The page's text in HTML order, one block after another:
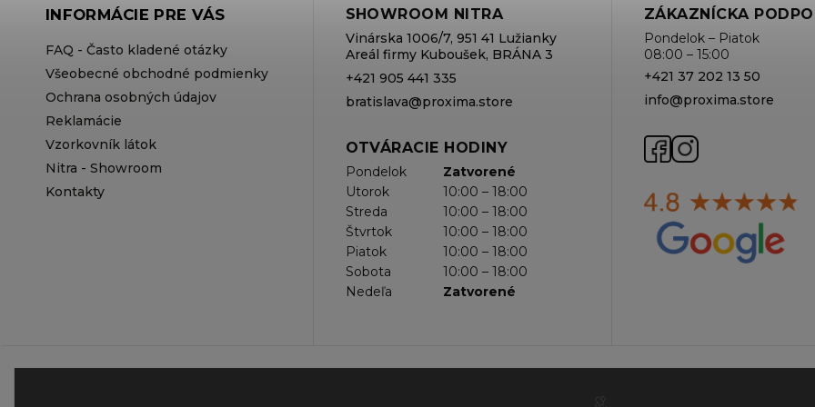
INFORMÁCIE PRE VÁS
FAQ - Často kladené otázky
Všeobecné obchodné podmienky
Ochrana osobných údajov
Reklamácie
Vzorkovník látok
Nitra - Showroom
Kontakty
SHOWROOM NITRA
Vinárska 1006/7, 951 41 Lužianky
Areál firmy Kuboušek, BRÁNA 3
+421 905 441 335
bratislava@proxima.store
OTVÁRACIE HODINY
Pondelok
Zatvorené
Utorok
10:00 – 18:00
Streda
10:00 – 18:00
Štvrtok
10:00 – 18:00
Piatok
10:00 – 18:00
Sobota
10:00 – 18:00
Nedeľa
Zatvorené
ZÁKAZNÍCKA
Pondelok – Piatok
08:00 – 15:00
+421 37 202 13 50
info@proxima.store